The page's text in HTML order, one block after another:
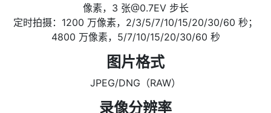
像素，3 张@0.7EV 步长
定时拍摄：1200 万像素，2/3/5/7/10/15/20/30/60 秒；
4800 万像素，5/7/10/15/20/30/60 秒
图片格式
JPEG/DNG（RAW）
录像分辨率